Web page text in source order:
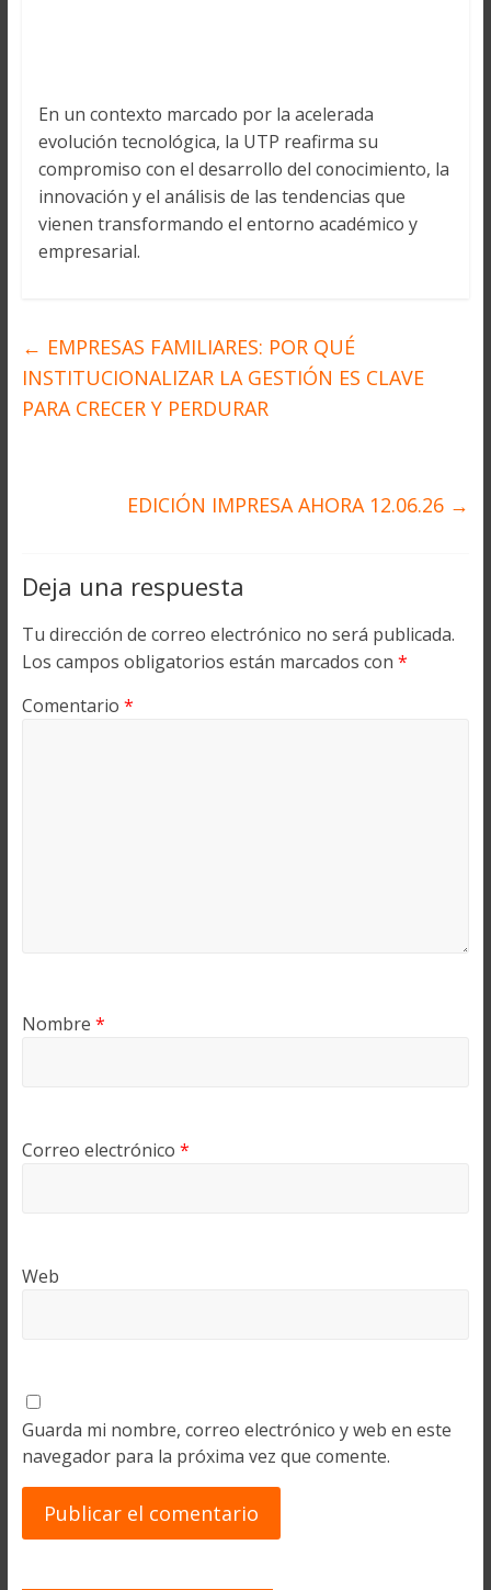
En un contexto marcado por la acelerada
evolución tecnológica, la UTP reafirma su
compromiso con el desarrollo del conocimiento, la
innovación y el análisis de las tendencias que
vienen transformando el entorno académico y
empresarial.
← EMPRESAS FAMILIARES: POR QUÉ
INSTITUCIONALIZAR LA GESTIÓN ES CLAVE
PARA CRECER Y PERDURAR
EDICIÓN IMPRESA AHORA 12.06.26 →
Deja una respuesta
Tu dirección de correo electrónico no será publicada.
Los campos obligatorios están marcados con *
Comentario *
Nombre *
Correo electrónico *
Web
Guarda mi nombre, correo electrónico y web en este
navegador para la próxima vez que comente.